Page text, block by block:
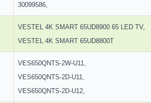
30099586,
VESTEL 4K SMART 65UD8900 65 LED TV,
VESTEL 4K SMART 65UD8800T
VES650QNTS-2W-U11,
VES650QNTS-2D-U11,
VES650QNTS-2D-U12,